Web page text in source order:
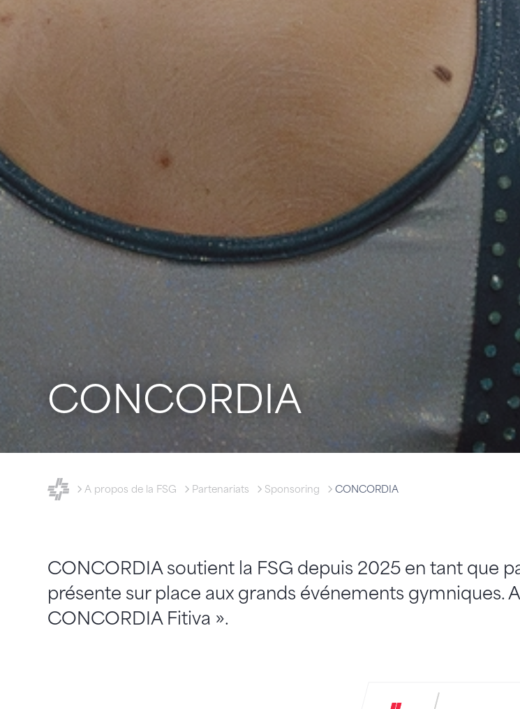
CONCORDIA
FSG - Fédération suisse de gymnastique
A propos de la FSG Partenariats Sponsoring CONCORDIA
CONCORDIA soutient la FSG depuis 2025 en tant que
présente sur place aux grands événements gymniques.
CONCORDIA Fitiva ».